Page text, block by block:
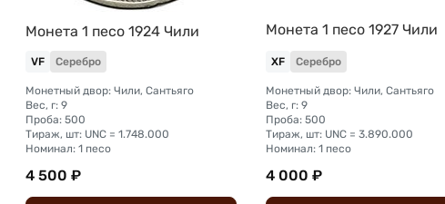
Монета 1 песо 1924 Чили
VF Серебро
Монетный двор: Чили, Сантьяго
Вес, г: 9
Проба: 500
Тираж, шт: UNC = 1.748.000
Номинал: 1 песо
4 500 ₽
Монета 1 песо 1927 Чили
XF Серебро
Монетный двор: Чили, Сантьяго
Вес, г: 9
Проба: 500
Тираж, шт: UNC = 3.890.000
Номинал: 1 песо
4 000 ₽